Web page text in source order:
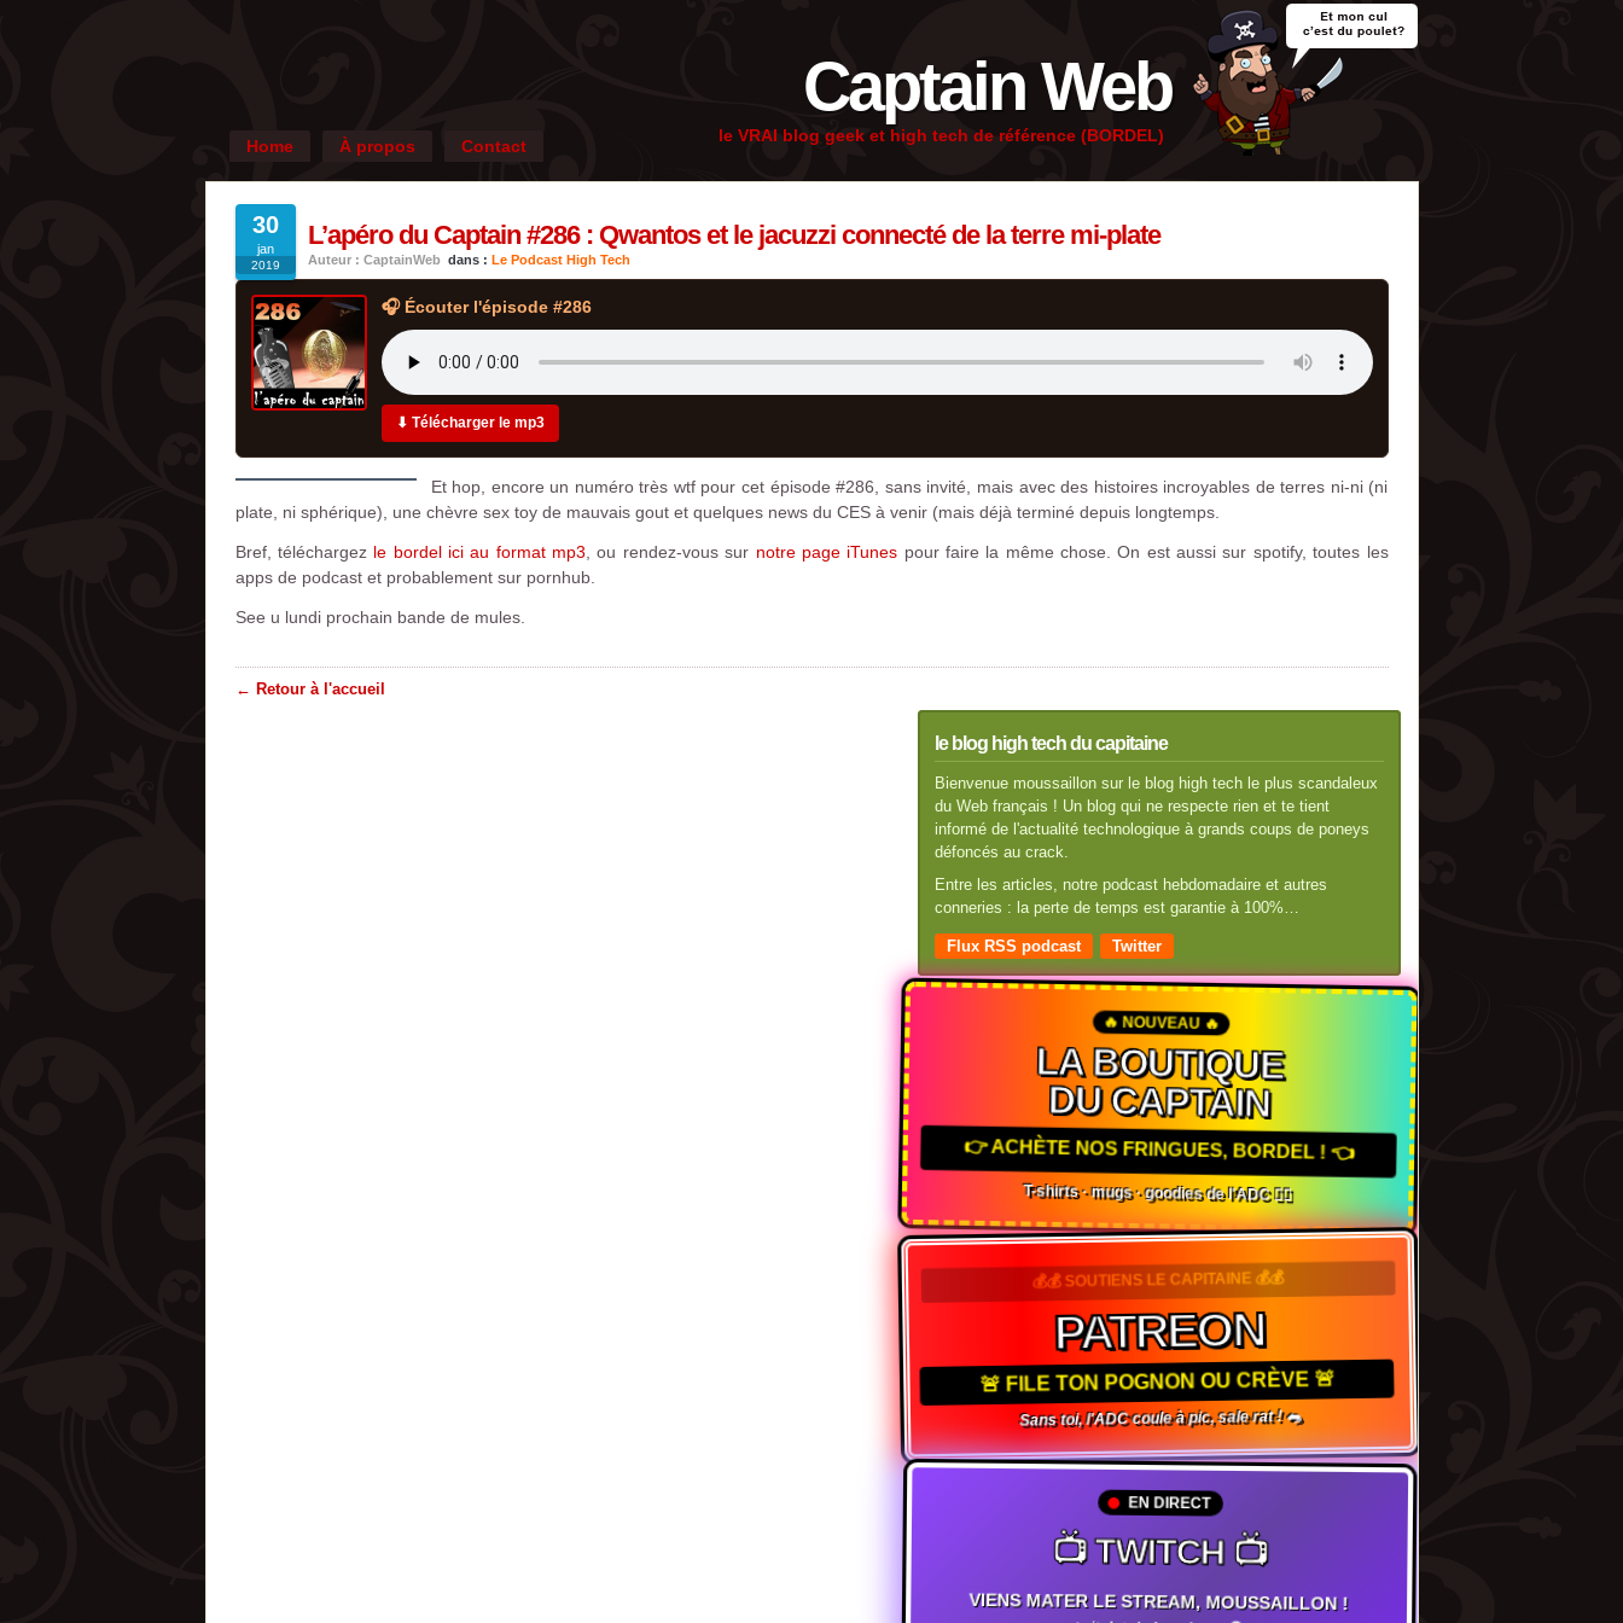
Captain Web
le VRAI blog geek et high tech de référence (BORDEL)
Home À propos Contact
30
jan
2019
L’apéro du Captain #286 : Qwantos et le jacuzzi connecté de la terre mi-plate
Auteur : CaptainWeb dans : Le Podcast High Tech
🎧 Écouter l'épisode #286
⬇ Télécharger le mp3
Et hop, encore un numéro très wtf pour cet épisode #286, sans invité, mais avec des histoires incroyables de terres ni-ni (ni
plate, ni sphérique), une chèvre sex toy de mauvais gout et quelques news du CES à venir (mais déjà terminé depuis longtemps.
Bref, téléchargezle bordel ici au format mp3 , ou rendez-vous sur notre page iTunes pour faire la même chose. On est aussi sur spotify, toutes les
apps de podcast et probablement sur pornhub.
See u lundi prochain bande de mules.
← Retour à l'accueil
le blog high tech du capitaine
Bienvenue moussaillon sur le blog high tech le plus scandaleux
du Web français ! Un blog qui ne respecte rien et te tient
informé de l'actualité technologique à grands coups de poneys
défoncés au crack.
Entre les articles, notre podcast hebdomadaire et autres
conneries : la perte de temps est garantie à 100%…
Flux RSS podcast Twitter
🔥 NOUVEAU 🔥
LA BOUTIQUE
DU CAPTAIN
👉 ACHÈTE NOS FRINGUES, BORDEL ! 👈
T-shirts · mugs · goodies de l'ADC 🏴‍☠️
💰💰 SOUTIENS LE CAPITAINE 💰💰
PATREON
🚨 FILE TON POGNON OU CRÈVE 🚨
Sans toi, l'ADC coule à pic, sale rat ! 🐀
EN DIRECT
📺 TWITCH 📺
VIENS MATER LE STREAM, MOUSSAILLON !